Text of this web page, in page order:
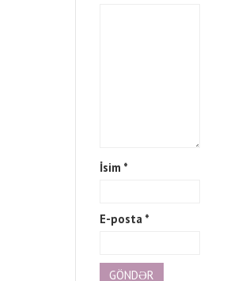
İsim *
E-posta *